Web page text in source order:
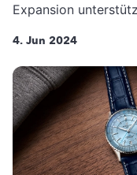
Expansion
4. Jun 2024